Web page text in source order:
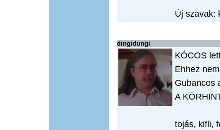
Új szavak:
dingidungi
KÓCOS
Ehhez
Gubancos
A
tojás, kifli,